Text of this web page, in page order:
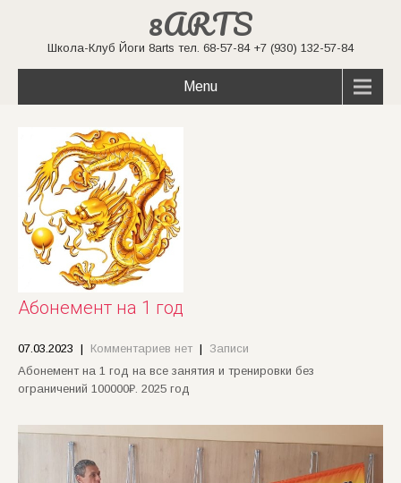
8ARTS
Школа-Клуб Йоги 8arts тел. 68-57-84 +7 (930) 132-57-84
Menu
Абонемент на 1 год
07.03.2023 | Комментариев нет | Записи
Абонемент на 1 год на все занятия и тренировки без
ограничений 100000₽. 2025 год